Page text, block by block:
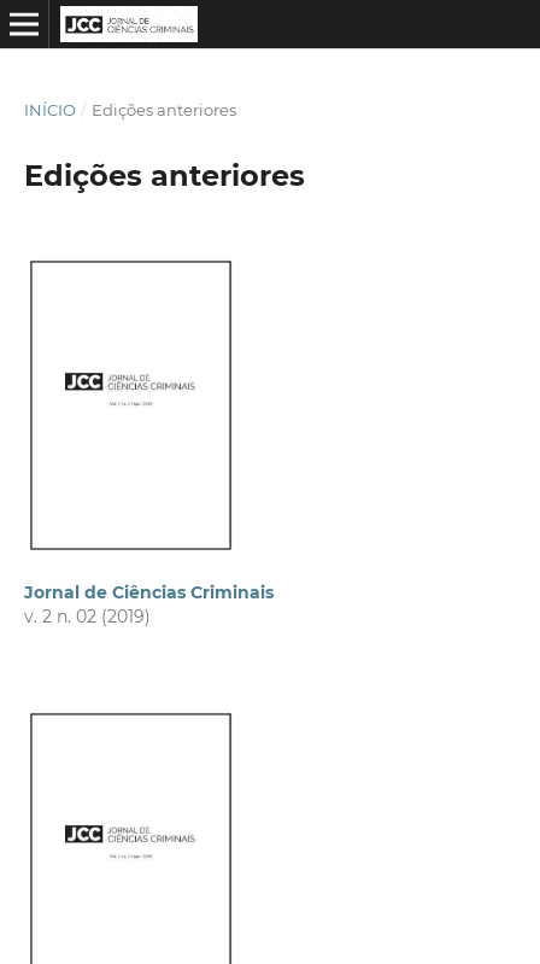
INÍCIO / Edições anteriores
Edições anteriores
Jornal de Ciências Criminais
v. 2 n. 02 (2019)